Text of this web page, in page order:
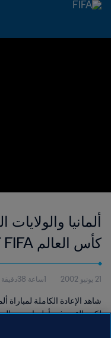
ألمانيا
إعادة المباراة
21 يونيو 2002 1ساعة 38دقيقة 47ثانية
شاهد الإعادة الكاملة لمباراة
لكرة القدم في أولسان يوم الجمعة ٢١